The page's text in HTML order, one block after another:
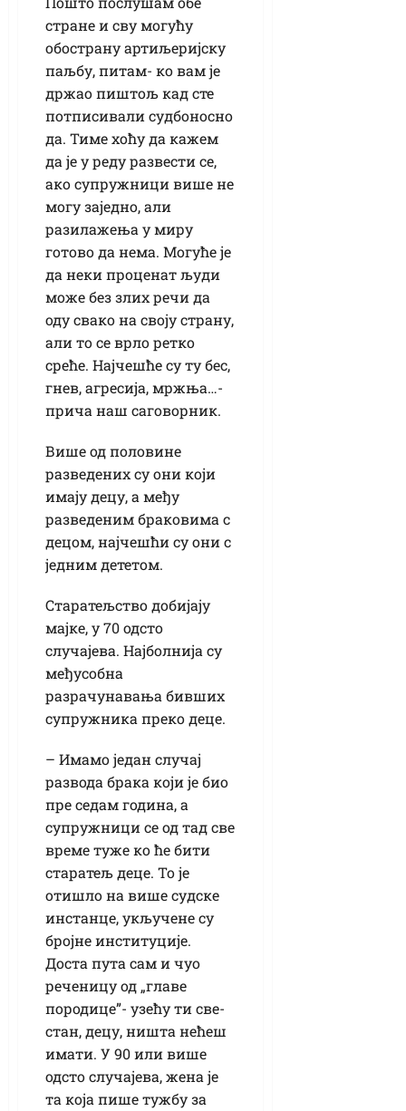
стране и сву могућу
обострану артиљеријску
паљбу, питам- ко вам је
држао пиштољ кад сте
потписивали судбоносно
да. Тиме хоћу да кажем
да је у реду развести се,
ако супружници више не
могу заједно, али
разилажења у миру
готово да нема. Могуће је
да неки проценат људи
може без злих речи да
оду свако на своју страну,
али то се врло ретко
среће. Најчешће су ту бес,
гнев, агресија, мржња…-
прича наш саговорник.
Више од половине
разведених су они који
имају децу, а међу
разведеним браковима с
децом, најчешћи су они с
једним дететом.
Старатељство добијају
мајке, у 70 одсто
случајева. Најболнија су
међусобна
разрачунавања бивших
супружника преко деце.
– Имамо један случај
развода брака који је био
пре седам година, а
супружници се од тад све
време туже ко ће бити
старатељ деце. То је
отишло на више судске
инстанце, укључене су
бројне институције.
Доста пута сам и чуо
реченицу од „главе
породице”- узећу ти све-
стан, децу, ништа нећеш
имати. У 90 или више
одсто случајева, жена је
та која пише тужбу за